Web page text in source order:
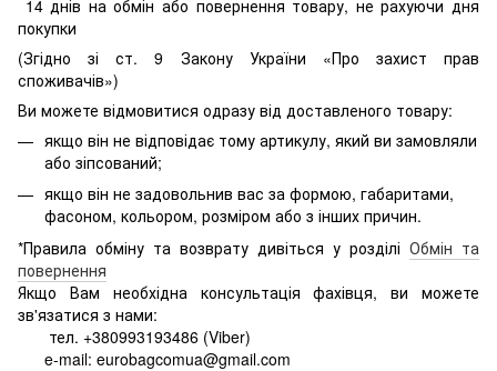
14 днів на обмін або повернення товару, не рахуючи дня
покупки
(Згідно зі ст. 9 Закону України «Про захист прав
споживачів»)
Ви можете відмовитися одразу від доставленого товару:
якщо він не відповідає тому артикулу, який ви замовляли
або зіпсований;
якщо він не задовольнив вас за формою, габаритами,
фасоном, кольором, розміром або з інших причин.
*Правила обміну та возврату дивіться у розділі Обмін та
повернення
Якщо Вам необхідна консультація фахівця, ви можете
зв'язатися з нами:
тел. +380993193486 (Viber)
e-mail: eurobagcomua@gmail.com